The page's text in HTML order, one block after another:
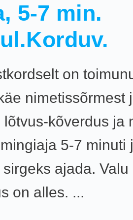
5-7 min.
on
nimetissõrmest
lõtvus-kõverdus ja
5-7 minuti
ajada. Valu
on alles. ...